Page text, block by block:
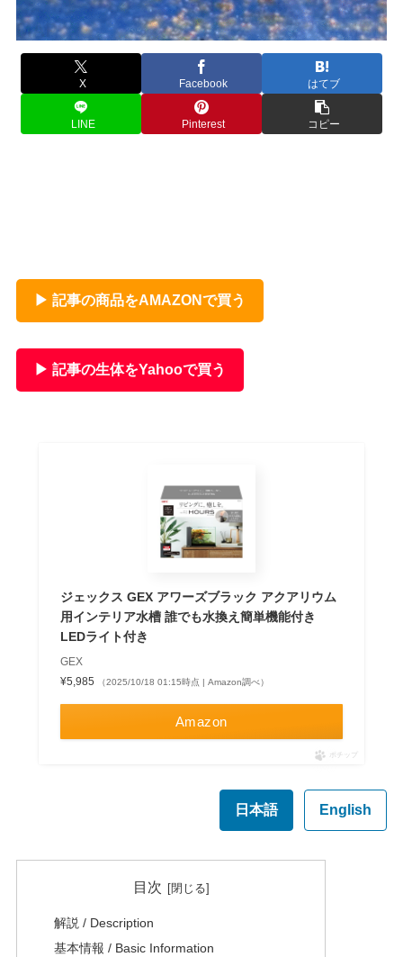
X Facebook はてブ
LINE Pinterest コピー
▶ 記事の商品をAMAZONで買う
▶ 記事の生体をYahooで買う
ジェックス GEX アワーズブラック アクアリウム
用インテリア水槽 誰でも水換え簡単機能付き
LEDライト付き
GEX
¥5,985
（2025/10/18 01:15時点 | Amazon調べ）
Amazon
ポチップ
日本語 English
目次
解説 / Description
基本情報 / Basic Information